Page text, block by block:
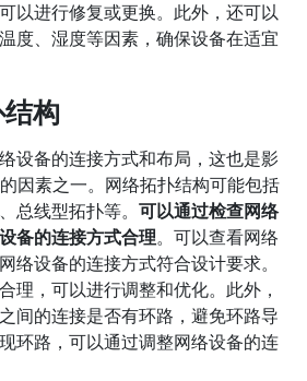
以进行修复或更换。此外，还可以
度、湿度等因素，确保设备在适宜
构
设备的连接方式和布局，这也是影
因素之一。网络拓扑结构可能包括
总线型拓扑等。可以通过检查网络
备的连接方式合理。可以查看网络
络设备的连接方式符合设计要求。
理，可以进行调整和优化。此外，
间的连接是否有环路，避免环路导
环路，可以通过调整网络设备的连